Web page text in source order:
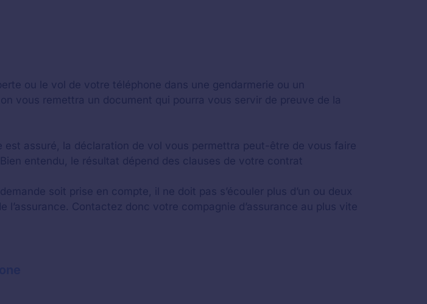
ou le vol de votre téléphone dans une gendarmerie ou un
vous remettra un document qui pourra vous servir de preuve de la
est assuré, la déclaration de vol vous permettra peut-être de vous faire
entendu, le résultat dépend des clauses de votre contrat
soit prise en compte, il ne doit pas s’écouler plus d’un ou deux
Contactez donc votre compagnie d’assurance au plus vite